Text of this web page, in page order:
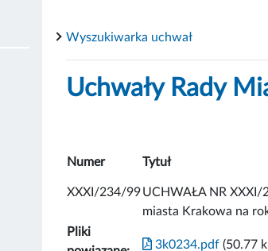
Wyszukiwarka uchwał
Uchwały Rady
Numer Tytuł
XXXI/234/99UCHWAŁA NR XXXI/
miasta Krakowa na
Pliki
3k0234.pdf (50.77